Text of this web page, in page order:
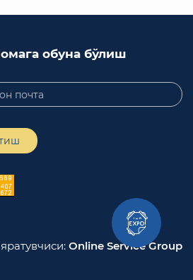
обуна бўлиш
Online Service Group